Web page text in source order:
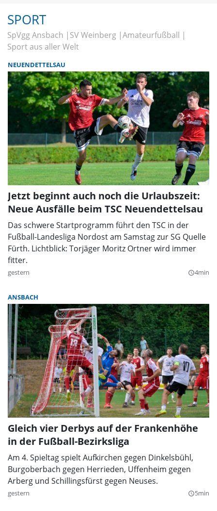
SPORT
SpVgg Ansbach SV Weinberg Amateurfußball
Sport aus aller Welt
NEUENDETTELSAU
Jetzt beginnt auch noch die Urlaubszeit:
Neue Ausfälle beim TSC Neuendettelsau
Das schwere Startprogramm führt den TSC in der
Fußball-Landesliga Nordost am Samstag zur SG Quelle
Fürth. Lichtblick: Torjäger Moritz Ortner wird immer
fitter.
gestern query_builder4min
ANSBACH
Gleich vier Derbys auf der Frankenhöhe
in der Fußball-Bezirksliga
Am 4. Spieltag spielt Aufkirchen gegen Dinkelsbühl,
Burgoberbach gegen Herrieden, Uffenheim gegen
Arberg und Schillingsfürst gegen Neuses.
gestern query_builder5min